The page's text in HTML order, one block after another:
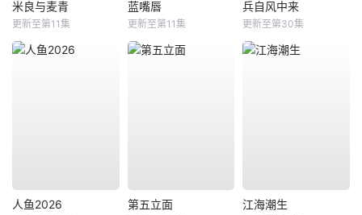
米良与麦青
更新至第11集
蓝嘴唇
更新至第11集
兵自风中来
更新至第30集
人鱼2026 第五立面 江海潮生